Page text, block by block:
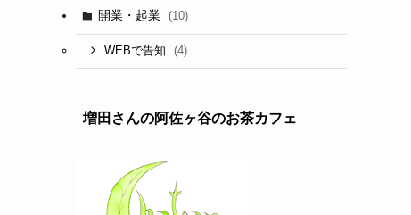
開業・起業 (10)
WEBで告知 (4)
増田さんの阿佐ヶ谷のお茶カフェ